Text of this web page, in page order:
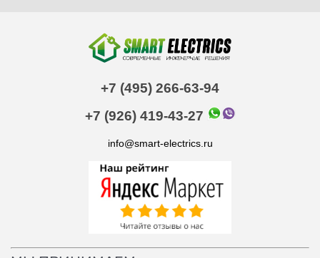
+7 (495) 266-63-94
+7 (926) 419-43-27
info@smart-electrics.ru